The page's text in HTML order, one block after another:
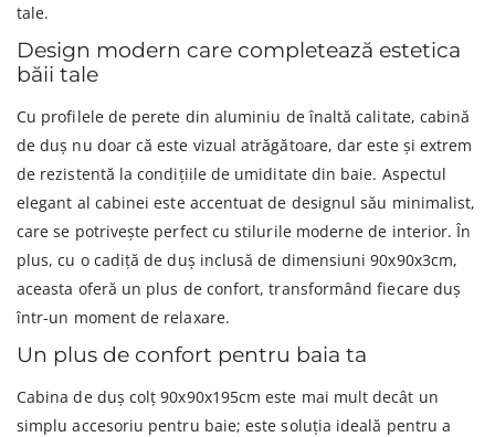
tale.
Design modern care completează estetica
băii tale
Cu profilele de perete din aluminiu de înaltă calitate, cabină
de duș nu doar că este vizual atrăgătoare, dar este și extrem
de rezistentă la condițiile de umiditate din baie. Aspectul
elegant al cabinei este accentuat de designul său minimalist,
care se potrivește perfect cu stilurile moderne de interior. În
plus, cu o cadiță de duș inclusă de dimensiuni 90x90x3cm,
aceasta oferă un plus de confort, transformând fiecare duș
într-un moment de relaxare.
Un plus de confort pentru baia ta
Cabina de duș colț 90x90x195cm este mai mult decât un
simplu accesoriu pentru baie; este soluția ideală pentru a